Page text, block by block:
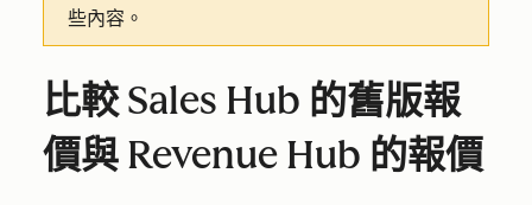
些內容。
比較 Sales Hub 的舊版報
價與 Revenue Hub 的報價